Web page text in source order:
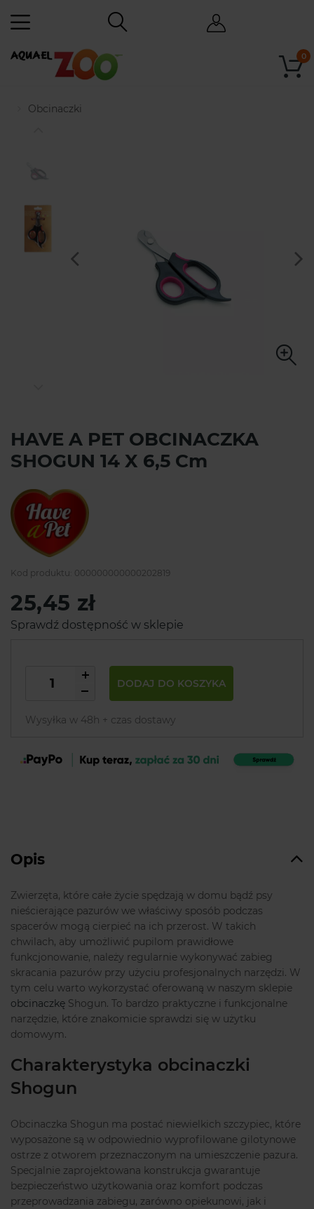
0
Obcinaczki
HAVE A PET OBCINACZKA
SHOGUN 14 X 6,5 Cm
Kod produktu: 000000000000202819
25,45 zł
Sprawdź dostępność w sklepie
DODAJ DO KOSZYKA
Wysyłka w 48h + czas dostawy
Opis
Zwierzęta, które całe życie spędzają w domu bądź psy
nieścierające pazurów we właściwy sposób podczas
spacerów mogą cierpieć na ich przerost. W takich
chwilach, aby umożliwić pupilom prawidłowe
funkcjonowanie, należy regularnie wykonywać zabieg
skracania pazurów przy użyciu profesjonalnych narzędzi. W
tym celu warto wykorzystać oferowaną w naszym sklepie
obcinaczkę Shogun. To bardzo praktyczne i funkcjonalne
narzędzie, które znakomicie sprawdzi się w użytku
domowym.
Charakterystyka obcinaczki
Shogun
Obcinaczka Shogun ma postać niewielkich szczypiec, które
wyposażone są w odpowiednio wyprofilowane gilotynowe
ostrze z otworem przeznaczonym na umieszczenie pazura.
Specjalnie zaprojektowana konstrukcja gwarantuje
bezpieczeństwo użytkowania oraz komfort podczas
przeprowadzania zabiegu, zarówno opiekunowi, jak i